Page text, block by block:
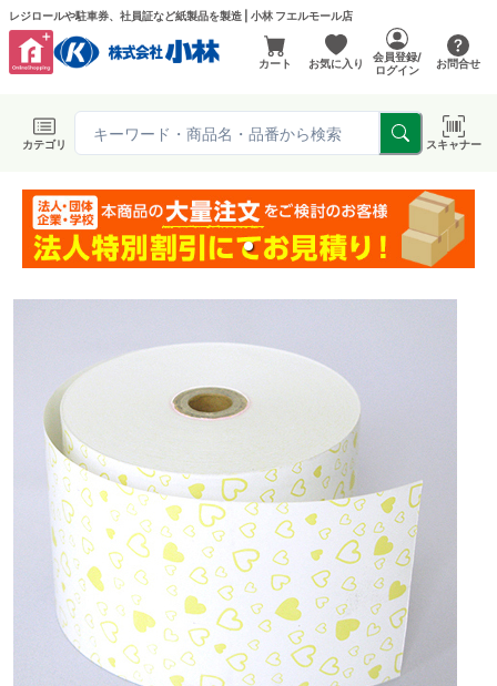
レジロールや駐車券、社員証など紙製品を製造 | 小林 フエルモール店
カート お気に入り
会員登録/
ログイン
お問合せ
カテゴリ スキャナー